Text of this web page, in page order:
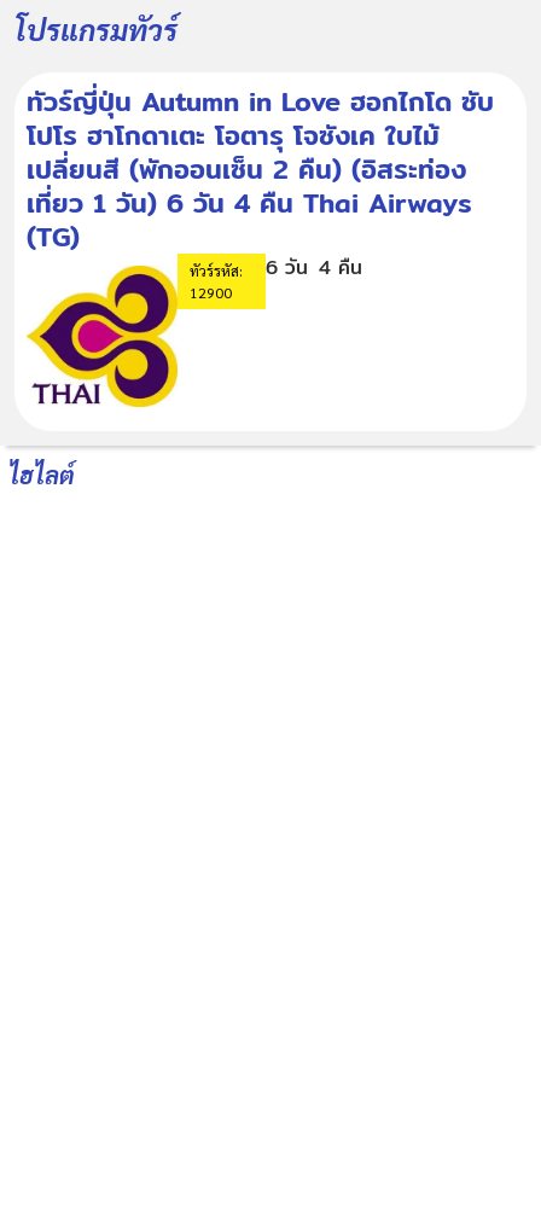
โปรแกรมทัวร์
ทัวร์ญี่ปุ่น Autumn in Love ฮอกไกโด ซับ
โปโร ฮาโกดาเตะ โอตารุ โจซังเค ใบไม้
เปลี่ยนสี (พักออนเซ็น 2 คืน) (อิสระท่อง
เที่ยว 1 วัน) 6 วัน 4 คืน Thai Airways
(TG)
ทัวร์รหัส:
12900
6 วัน 4 คืน
ไฮไลต์